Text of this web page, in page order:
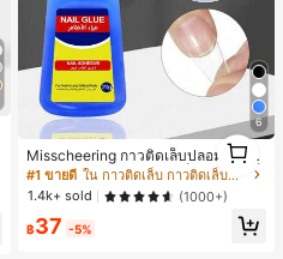
6
Misscheering กาวติดเล็บปลอม 20 กรั
ม แรงยึดสูง เจลสติกเกอร์เล็บนุ่ม แห้งเร็
ว เหมาะสำหรับผู้เริ่มต้นทำเล็บ ติดทนน
าน
#1 ขายดี
ใน กาวติดเล็บ กาวติดเล็บและสารยึดติด
1.4k+ sold
(1000+)
฿37 -5%
1
1